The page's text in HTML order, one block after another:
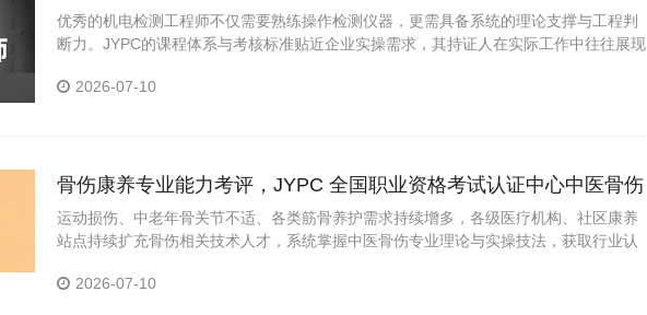
优秀的机电检测工程师不仅需要熟练操作检测仪器，更需具备系统的理论支撑与工程判
断力。JYPC的课程体系与考核标准贴近企业实操需求，其持证人在实际工作中往往展现
2026-07-10
骨伤康养专业能力考评，JYPC 全国职业资格考试认证中心中医骨伤
咨询师标准化培训认证
运动损伤、中老年骨关节不适、各类筋骨养护需求持续增多，各级医疗机构、社区康养
站点持续扩充骨伤相关技术人才，系统掌握中医骨伤专业理论与实操技法，获取行业认
的稳妥路径。
2026-07-10